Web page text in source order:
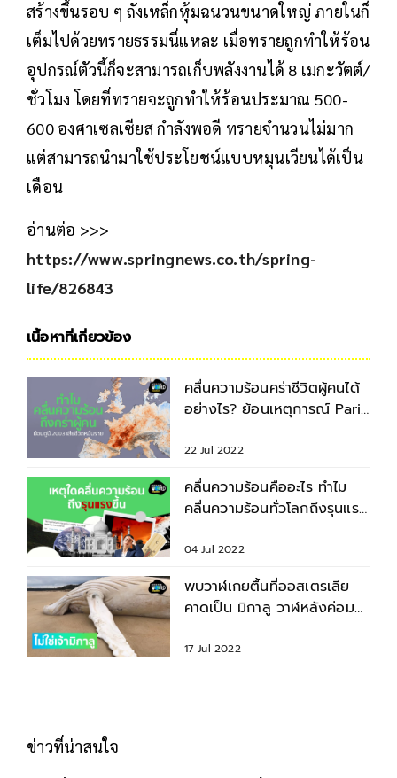
สร้างขึ้นรอบ ๆ ถังเหล็กหุ้มฉนวนขนาดใหญ่ ภายในก็
เต็มไปด้วยทรายธรรมนี่แหละ เมื่อทรายถูกทำให้ร้อน
อุปกรณ์ตัวนี้ก็จะสามารถเก็บพลังงานได้ 8 เมกะวัตต์/
ชั่วโมง โดยที่ทรายจะถูกทำให้ร้อนประมาณ 500-
600 องศาเซลเซียส กำลังพอดี ทรายจำนวนไม่มาก
แต่สามารถนำมาใช้ประโยชน์แบบหมุนเวียนได้เป็น
เดือน
อ่านต่อ >>>
https://www.springnews.co.th/spring-
life/826843
เนื้อหาที่เกี่ยวข้อง
คลื่นความร้อนคร่าชีวิตผู้คนได้
อย่างไร? ย้อนเหตุการณ์ Paris
22 Jul 2022
คลื่นความร้อนคืออะไร ทำไม
คลื่นความร้อนทั่วโลกถึงรุนแรง
04 Jul 2022
พบวาฬเกยตื้นที่ออสเตรเลีย
คาดเป็น มิกาลู วาฬหลังค่อม
17 Jul 2022
ข่าวที่น่าสนใจ